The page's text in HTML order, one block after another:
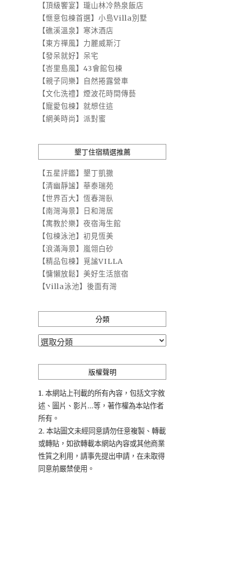
【頂級饗宴】瓏山林冷熱泉飯店
【愜意包棟首選】小島Villa別墅
【礁溪溫泉】寒沐酒店
【東方禪風】力麗威斯汀
【發呆就好】呆宅
【峇里島風】43會館包棟
【親子同樂】自然捲露營車
【文化洗禮】煙波花時間傳藝
【寵愛包棟】就想住這
【網美時尚】派對蜜
墾丁住宿精選推薦
【五星評鑑】墾丁凱撒
【清幽靜謐】華泰瑞苑
【世界百大】恆春灣臥
【南灣海景】日和灣居
【寓教於樂】夜宿海生館
【包棟泳池】初見恆美
【浪滿海景】嵐翎白砂
【精品包棟】覓謐VILLA
【慵懶放鬆】美好生活旅宿
【Villa泳池】後面有灣
分類
分
版權聲明
1. 本網站上刊載的所有內容，包括文字敘
述、圖片、影片...等，著作權為本站作者
所有。
2. 本站圖文未經同意請勿任意複製、轉載
或轉貼，如欲轉載本網站內容或其他商業
性質之利用，請事先提出申請，在未取得
同意前嚴禁使用。